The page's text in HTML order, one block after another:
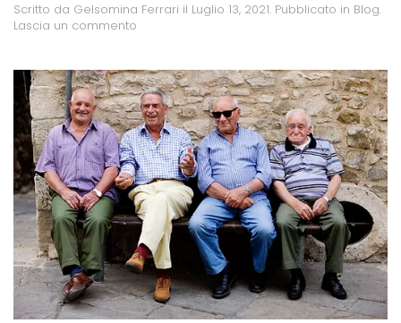
Scritto da Gelsomina Ferrari il Luglio 13, 2021. Pubblicato in Blog.
Lascia un commento